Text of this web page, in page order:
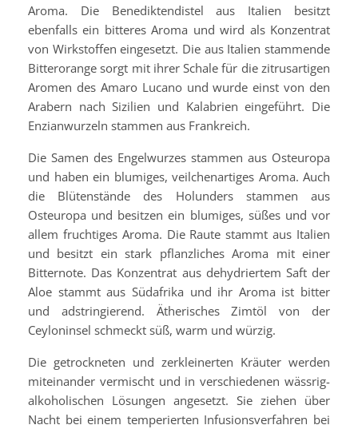
Aroma. Die Benediktendistel aus Italien besitzt
ebenfalls ein bitteres Aroma und wird als Konzentrat
von Wirkstoffen eingesetzt. Die aus Italien stammende
Bitterorange sorgt mit ihrer Schale für die zitrusartigen
Aromen des Amaro Lucano und wurde einst von den
Arabern nach Sizilien und Kalabrien eingeführt. Die
Enzianwurzeln stammen aus Frankreich.
Die Samen des Engelwurzes stammen aus Osteuropa
und haben ein blumiges, veilchenartiges Aroma. Auch
die Blütenstände des Holunders stammen aus
Osteuropa und besitzen ein blumiges, süßes und vor
allem fruchtiges Aroma. Die Raute stammt aus Italien
und besitzt ein stark pflanzliches Aroma mit einer
Bitternote. Das Konzentrat aus dehydriertem Saft der
Aloe stammt aus Südafrika und ihr Aroma ist bitter
und adstringierend. Ätherisches Zimtöl von der
Ceyloninsel schmeckt süß, warm und würzig.
Die getrockneten und zerkleinerten Kräuter werden
miteinander vermischt und in verschiedenen wässrig-
alkoholischen Lösungen angesetzt. Sie ziehen über
Nacht bei einem temperierten Infusionsverfahren bei